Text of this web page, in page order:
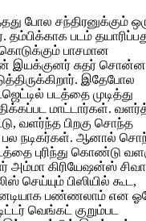
போல சந்திரனுக்கும்
படம்
பாசமான
இயக்குனர் சுதர் சொன்ன
இதேபோல
படத்தை முடித்து
மாட்டார்கள்.
வளர்ந்த பிறகு சொந்த
பல நடிகர்கள். ஆனால்
புரிந்து கொண்டு
அம்மா கிரியேஷன்ஸ்
செய்யும் பிஸியில் கூட,
பண்ணலாம் என
வெங்கட் குறும்பட